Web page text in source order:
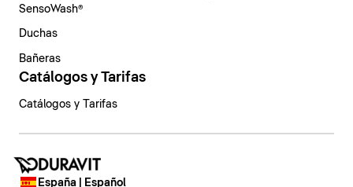
SensoWash®
Duchas
Bañeras
Catálogos y Tarifas
Catálogos y Tarifas
España | Español